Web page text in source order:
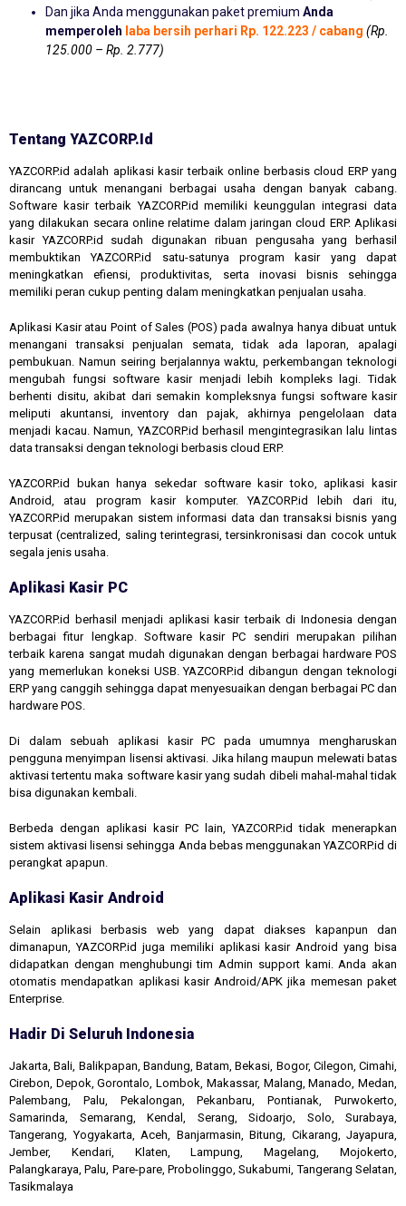
Dan jika Anda menggunakan paket premium Anda
memperoleh laba bersih perhari Rp. 122.223 / cabang (Rp.
125.000 – Rp. 2.777)
Tentang YAZCORP.id
YAZCORP.id adalah aplikasi kasir terbaik online berbasis cloud ERP yang
dirancang untuk menangani berbagai usaha dengan banyak cabang.
Software kasir terbaik YAZCORP.id memiliki keunggulan integrasi data
yang dilakukan secara online relatime dalam jaringan cloud ERP. Aplikasi
kasir YAZCORP.id sudah digunakan ribuan pengusaha yang berhasil
membuktikan YAZCORP.id satu-satunya program kasir yang dapat
meningkatkan efiensi, produktivitas, serta inovasi bisnis sehingga
memiliki peran cukup penting dalam meningkatkan penjualan usaha.
Aplikasi Kasir atau Point of Sales (POS) pada awalnya hanya dibuat untuk
menangani transaksi penjualan semata, tidak ada laporan, apalagi
pembukuan. Namun seiring berjalannya waktu, perkembangan teknologi
mengubah fungsi software kasir menjadi lebih kompleks lagi. Tidak
berhenti disitu, akibat dari semakin kompleksnya fungsi software kasir
meliputi akuntansi, inventory dan pajak, akhirnya pengelolaan data
menjadi kacau. Namun, YAZCORP.id berhasil mengintegrasikan lalu lintas
data transaksi dengan teknologi berbasis cloud ERP.
YAZCORP.id bukan hanya sekedar software kasir toko, aplikasi kasir
Android, atau program kasir komputer. YAZCORP.id lebih dari itu,
YAZCORP.id merupakan sistem informasi data dan transaksi bisnis yang
terpusat (centralized, saling terintegrasi, tersinkronisasi dan cocok untuk
segala jenis usaha.
Aplikasi Kasir PC
YAZCORP.id berhasil menjadi aplikasi kasir terbaik di Indonesia dengan
berbagai fitur lengkap. Software kasir PC sendiri merupakan pilihan
terbaik karena sangat mudah digunakan dengan berbagai hardware POS
yang memerlukan koneksi USB. YAZCORP.id dibangun dengan teknologi
ERP yang canggih sehingga dapat menyesuaikan dengan berbagai PC dan
hardware POS.
Di dalam sebuah aplikasi kasir PC pada umumnya mengharuskan
pengguna menyimpan lisensi aktivasi. Jika hilang maupun melewati batas
aktivasi tertentu maka software kasir yang sudah dibeli mahal-mahal tidak
bisa digunakan kembali.
Berbeda dengan aplikasi kasir PC lain, YAZCORP.id tidak menerapkan
sistem aktivasi lisensi sehingga Anda bebas menggunakan YAZCORP.id di
perangkat apapun.
Aplikasi Kasir Android
Selain aplikasi berbasis web yang dapat diakses kapanpun dan
dimanapun, YAZCORP.id juga memiliki aplikasi kasir Android yang bisa
didapatkan dengan menghubungi tim Admin support kami. Anda akan
otomatis mendapatkan aplikasi kasir Android/APK jika memesan paket
Enterprise.
Hadir Di Seluruh Indonesia
Jakarta, Bali, Balikpapan, Bandung, Batam, Bekasi, Bogor, Cilegon, Cimahi,
Cirebon, Depok, Gorontalo, Lombok, Makassar, Malang, Manado, Medan,
Palembang, Palu, Pekalongan, Pekanbaru, Pontianak, Purwokerto,
Samarinda, Semarang, Kendal, Serang, Sidoarjo, Solo, Surabaya,
Tangerang, Yogyakarta, Aceh, Banjarmasin, Bitung, Cikarang, Jayapura,
Jember, Kendari, Klaten, Lampung, Magelang, Mojokerto,
Palangkaraya, Palu, Pare-pare, Probolinggo, Sukabumi, Tangerang Selatan,
Tasikmalaya